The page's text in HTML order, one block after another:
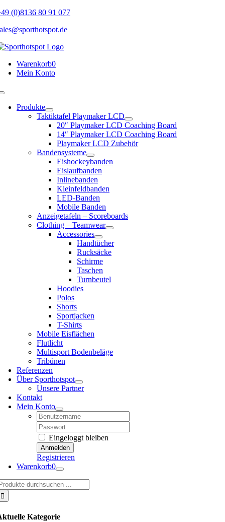
Skip
content
(0)8136 80 91 077
Warenkorb0
Mein Konto
Toggle
NavigationProdukte
Taktiktafel Playmaker LCD
20″ Playmaker LCD Coaching Board
14″ Playmaker LCD Coaching Board
Playmaker LCD Zubehör
Bandensysteme
Eishockeybanden
Eislaufbanden
Inlinebanden
Kleinfeldbanden
LED-Banden
Mobile Banden
Anzeigetafeln – Scoreboards
Clothing – Teamwear
Accessories
Handtücher
Rucksäcke
Schirme
Taschen
Turnbeutel
Hoodies
Polos
Shorts
Sportjacken
T-Shirts
Mobile Eisflächen
Flutlicht
Multisport Bodenbeläge
Tribünen
Referenzen
Über Sporthotspot
Unsere Partner
Kontakt
Mein Konto
Username:
Password:
Eingeloggt bleiben
Registrieren
Warenkorb0
Kategorie